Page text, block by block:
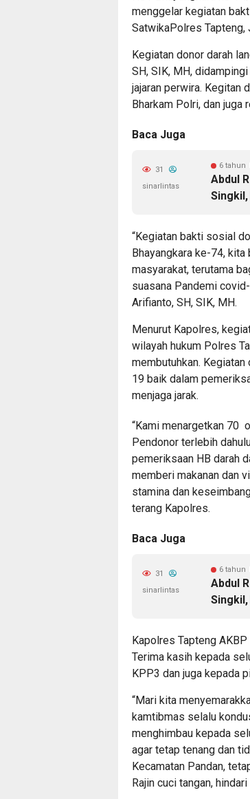
menggelar kegiatan
SatwikaPolres
Kegiatan donor darah
SH, SIK, MH,
jajaran perwira. Kegitan
Bharkam Polri, dan juga
Baca Juga
6 tahun
Abdul
31
sinarlintas
“Kegiatan bakti sosial
Bhayangkara ke-74,
masyarakat, terutama
suasana Pandemi
Arifianto, SH, SIK, MH.
Menurut Kapolres,
wilayah hukum Polres
membutuhkan.
19 baik dalam
menjaga jarak.
“Kami menargetkan 70
Pendonor terlebih
pemeriksaan HB darah
memberi makanan dan
stamina dan
terang Kapolres.
Baca Juga
6 tahun
Abdul
31
sinarlintas
Kapolres Tapteng
Terima kasih kepada
KPP3 dan juga kepada
“Mari kita
kamtibmas selalu
menghimbau kepada
agar tetap tenang dan
Kecamatan Pandan,
Rajin cuci tangan,